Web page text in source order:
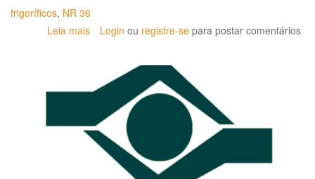
frigoríficos, NR 36
Leia mais sobre
pode
visto
na
íntegra
pela
internet
Login ou registre-se para postar comentários